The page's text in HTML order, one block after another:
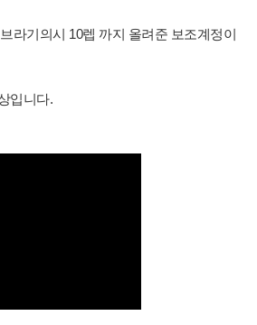
라기의시 10렙 까지 올려준 보조계정이
입니다.